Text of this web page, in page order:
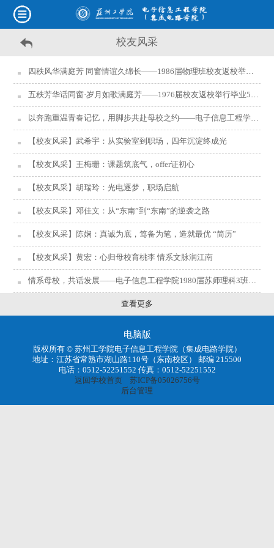
校友风采
四秩风华满庭芳 同窗情谊久绵长——1986届物理班校友返校举行毕业四十周年聚会
五秩芳华话同窗·岁月如歌满庭芳——1976届校友返校举行毕业50周年聚会
以奔跑重温青春记忆，用脚步共赴母校之约——电子信息工程学院校友返校参加校园马拉松
【校友风采】武希宇：从实验室到职场，四年沉淀终成光
【校友风采】王梅珊：课题筑底气，offer证初心
【校友风采】胡瑞玲：光电逐梦，职场启航
【校友风采】邓佳文：从“东南”到“东南”的逆袭之路
【校友风采】陈娴：真诚为底，笃备为笔，造就最优 “简历”
【校友风采】黄宏：心归母校育桃李 情系文脉润江南
情系母校，共话发展——电子信息工程学院1980届苏师理科3班校友荣归母校
查看更多
电脑版
版权所有 © 苏州工学院电子信息工程学院（集成电路学院）
地址：江苏省常熟市湖山路110号（东南校区） 邮编 215500
电话：0512-52251552 传真：0512-52251552
返回学校首页
苏ICP备05026756号
后台管理